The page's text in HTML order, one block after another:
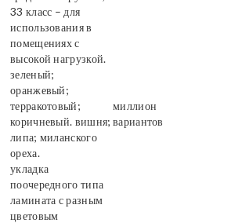
33 класс – для
использования в
помещениях с
высокой нагрузкой.
зеленый;
оранжевый;
терракотовый;
коричневый. вишня;
липа; миланского
ореха.
миллион
вариантов
укладка
поочередного типа
ламината с разным
цветовым